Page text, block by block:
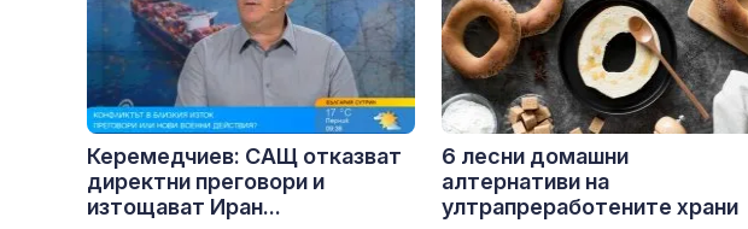
Керемедчиев: САЩ отказват
директни преговори и
изтощават Иран...
6 лесни домашни
алтернативи на
ултрапреработените храни